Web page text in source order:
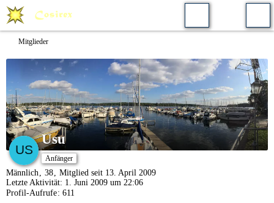
Mitglieder
Usu
Anfänger
Männlich 38
Mitglied seit 13. April 2009
Letzte Aktivität: 1. Juni 2009 um 22:06
Profil-Aufrufe 611